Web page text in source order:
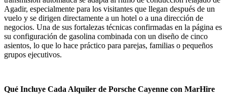
Agadir, especialmente para los visitantes que llegan después de un
vuelo y se dirigen directamente a un hotel o a una dirección de
negocios. Una de sus fortalezas técnicas confirmadas en la página es
su configuración de gasolina combinada con un diseño de cinco
asientos, lo que lo hace práctico para parejas, familias o pequeños
grupos ejecutivos.
Qué Incluye Cada Alquiler de Porsche Cayenne con MarHire